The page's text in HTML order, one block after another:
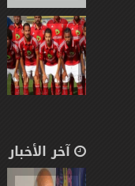
آخر الأخبار